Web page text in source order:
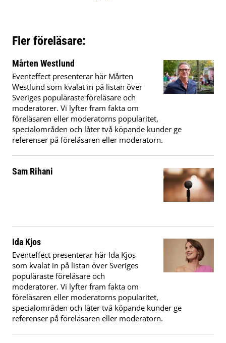
Fler föreläsare:
Mårten Westlund
Eventeffect presenterar här Mårten
Westlund som kvalat in på listan över
Sveriges populäraste föreläsare och
moderatorer. Vi lyfter fram fakta om
föreläsaren eller moderatorns popularitet,
specialområden och låter två köpande kunder ge
referenser på föreläsaren eller moderatorn.
Sam Rihani
Ida Kjos
Eventeffect presenterar här Ida Kjos
som kvalat in på listan över Sveriges
populäraste föreläsare och
moderatorer. Vi lyfter fram fakta om
föreläsaren eller moderatorns popularitet,
specialområden och låter två köpande kunder ge
referenser på föreläsaren eller moderatorn.